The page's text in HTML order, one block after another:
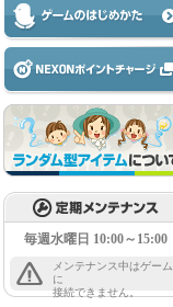
毎週水曜日 10:00～15:00
メンテナンス中はゲーム
に
接続できません。